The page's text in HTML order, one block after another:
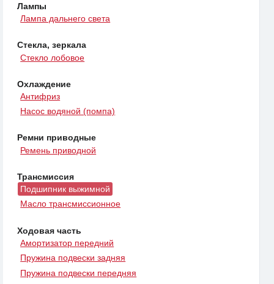
Лампы
Лампа дальнего света
Стекла, зеркала
Стекло лобовое
Охлаждение
Антифриз
Насос водяной (помпа)
Ремни приводные
Ремень приводной
Трансмиссия
Подшипник выжимной
Масло трансмиссионное
Ходовая часть
Амортизатор передний
Пружина подвески задняя
Пружина подвески передняя